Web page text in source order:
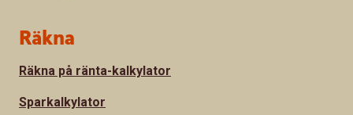
Sidfot
Räkna
Räkna på ränta-kalkylator
Sparkalkylator